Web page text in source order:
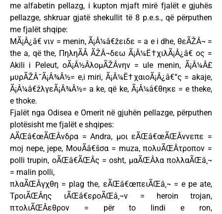
me alfabetin pellazg, i kupton mjaft mirë fjalët e gjuhës
pellazge, shkruar gjatë shekullit të 8 p.e.s., që përputhen
me fjalët shqipe:
ΜÃ¡Â¿â€ νιν = menin, Ã¡Â¼â€žειδε = a e i dhe, θεÃŽÂ¬ =
the a, që the, ΠηληÃÅ ÃŽÂ¬δεω Ã¡Â¼Ë†χιλÃ¡Â¿â€ ος =
Akili i Peleut, οÃ¡Â½ÂλομÃŽÂ­νην = ule menin, Ã¡Â¼Â£
μυρÃŽÂ¯Ã¡Â¾Â½= e,i miri, Ã¡Â¼Ë†χαιοÃ¡Â¿â€“ς = akaje,
Ã¡Â¼â€žλγεÃ¡Â¾Â½= a ke, që ke, Ã¡Â¼â€θηκε = e theke,
e thoke.
Fjalët nga Odisea e Omerit në gjuhën pellazge, përputhen
plotësisht me fjalët e shqipes:
ΑÃŒâ€œÃŒÂνδρα = Andra, μοι εÃŒâ€œÃŒÂννεπε =
moj nepe, jepe, ΜουÃâ€šσα = muza, πολυÃŒÂτροπον =
polli trupin, οÃŒâ€ÃŒÂς = osht, μαÃŒÂλα πολλαÃŒâ‚¬
= malin polli,
πλαÃŒÂγχθη = plag the, εÃŒâ€œπειÃŒâ‚¬ = e pe ate,
ΤροιÃŒÂης ιÃŒâ€εροÃŒâ‚¬ν = heroin trojan,
πτολιÃŒÂεθρον = për to lindi e ron,